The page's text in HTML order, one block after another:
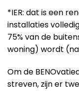
*IER: dat is een
installaties
75% van de
woning) wordt
Om de
streven, zijn er